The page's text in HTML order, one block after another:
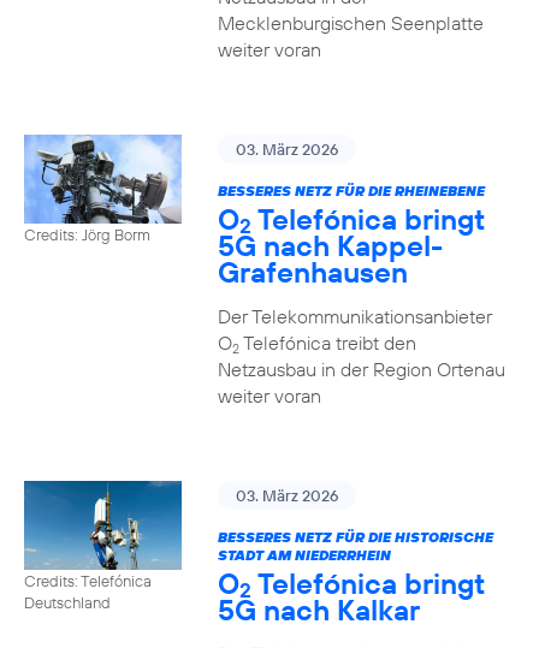
Mecklenburgischen Seenplatte
weiter voran
Credits: Jörg Borm
03. März 2026
BESSERES NETZ FÜR DIE RHEINEBENE
O2 Telefónica bringt
5G nach Kappel-
Grafenhausen
Der Telekommunikationsanbieter
O2Telefónica treibt den
Netzausbau in der Region Ortenau
weiter voran
Credits: Telefónica
Deutschland
03. März 2026
BESSERES NETZ FÜR DIE HISTORISCHE
STADT AM NIEDERRHEIN
O2 Telefónica bringt
5G nach Kalkar